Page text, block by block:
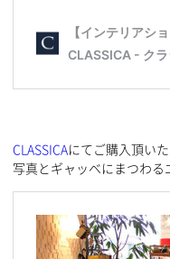
CLASSICAにてご購入頂い
写真とギャッベにまつわ